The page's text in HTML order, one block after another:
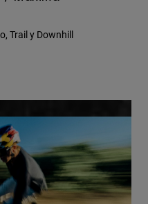
Trail y Downhill